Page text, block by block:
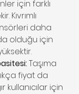
için farklı
Kıvrımlı
daha
olduğu için
Taşıma
fiyat da
kullanıcılar için